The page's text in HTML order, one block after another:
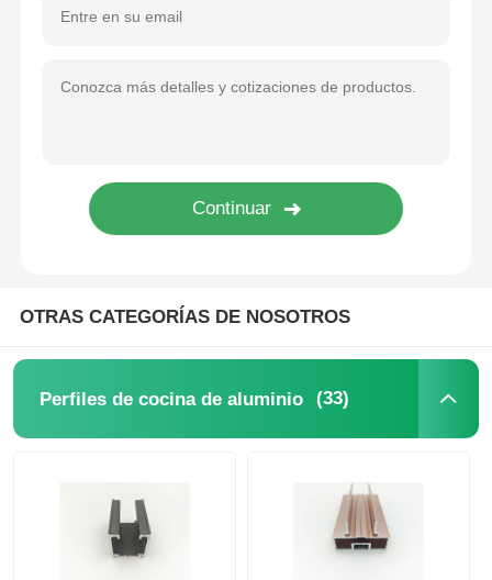
Profiles de acabado de aluminio
OTRAS CATEGORÍAS DE NOSOTROS
Perfiles de cocina de aluminio (33)